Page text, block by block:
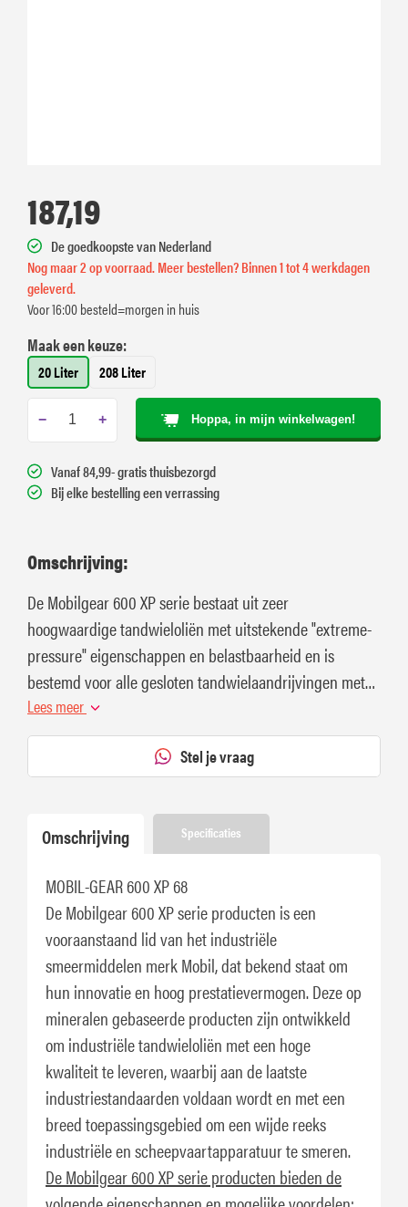
187,19
De goedkoopste van Nederland
Nog maar 2 op voorraad. Meer bestellen? Binnen 1 tot 4 werkdagen
geleverd.
Voor 16:00 besteld=morgen in huis
Maak een keuze:
20 Liter 208 Liter
− + Hoppa, in mijn winkelwagen!
Vanaf 84,99- gratis thuisbezorgd
Bij elke bestelling een verrassing
Omschrijving:
De Mobilgear 600 XP serie bestaat uit zeer
hoogwaardige tandwieloliën met uitstekende "extreme-
pressure" eigenschappen en belastbaarheid en is
bestemd voor alle gesloten tandwielaandrijvingen met
omloop- of spatsmeersystemen.
Lees meer
Stel je vraag
Omschrijving Specificaties
MOBIL-GEAR 600 XP 68
De Mobilgear 600 XP serie producten is een
vooraanstaand lid van het industriële
smeermiddelen merk Mobil, dat bekend staat om
hun innovatie en hoog prestatievermogen. Deze op
mineralen gebaseerde producten zijn ontwikkeld
om industriële tandwieloliën met een hoge
kwaliteit te leveren, waarbij aan de laatste
industriestandaarden voldaan wordt en met een
breed toepassingsgebied om een wijde reeks
industriële en scheepvaartapparatuur te smeren.
De Mobilgear 600 XP serie producten bieden de